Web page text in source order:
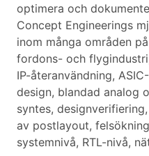
optimera och
Concept Engineerings
inom många områden
fordons- och
IP-återanvändning,
design, blandad analog
syntes,
av postlayout,
systemnivå, RTL-nivå,